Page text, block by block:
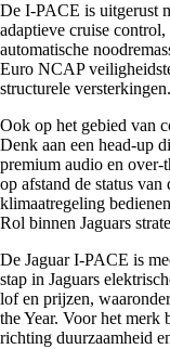
De I-PACE is uitgerust
adaptieve cruise
automatische
Euro NCAP
structurele versterkingen.
Ook op het gebied van
Denk aan een head-up
premium audio en over-
op afstand de status
klimaatregeling
Rol binnen Jaguars
De Jaguar I-PACE is
stap in Jaguars
lof en prijzen,
the Year. Voor het merk
richting duurzaamheid